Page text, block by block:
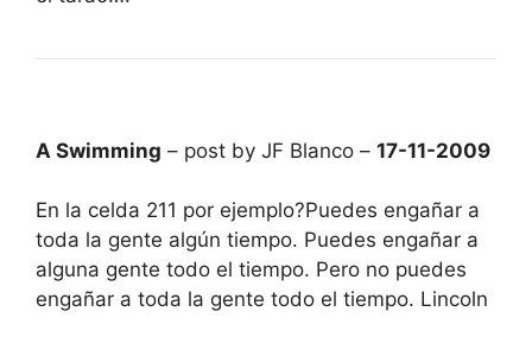
A Swimming – post by JF Blanco – 17-11-2009
En la celda 211 por ejemplo?Puedes engañar a
toda la gente algún tiempo. Puedes engañar a
alguna gente todo el tiempo. Pero no puedes
engañar a toda la gente todo el tiempo. Lincoln